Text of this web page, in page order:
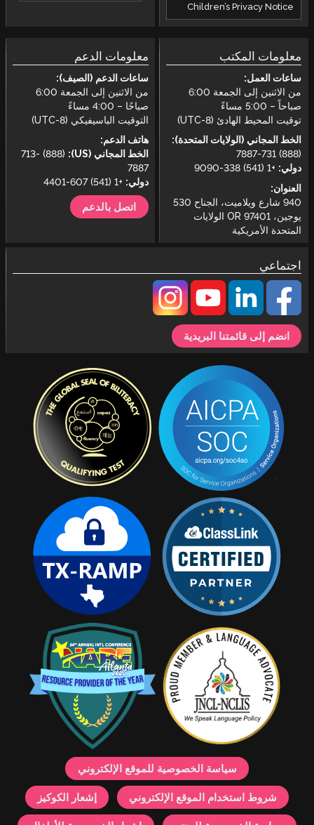
Children’s Privacy Notice
معلومات المكتب
ساعات العمل:
من الاثنين إلى الجمعة 6:00
صباحاً – 5:00 مساءً
توقيت المحيط الهادئ (UTC-8)
الخط المجاني (الولايات المتحدة):
(888) 731-7887
دولي:+1 (541) 338-9090
العنوان:
940 شارع ويلاميت، الجناح 530
يوجين، OR 97401 الولايات
المتحدة الأمريكية
معلومات الدعم
ساعات الدعم (الصيف):
من الاثنين إلى الجمعة 6:00
صباحًا – 4:00 مساءً
التوقيت الباسيفيكي (UTC-8)
هاتف الدعم:
الخط المجاني (US):
(888) 713-
7887
دولي:+1 (541) 607-4401
اتصل بالدعم
اجتماعي
انضم إلى قائمتنا البريدية
سياسة الخصوصية للموقع الإلكتروني
شروط استخدام الموقع الإلكتروني إشعار الكوكيز